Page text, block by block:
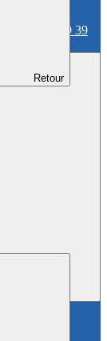
06 59 36 59 39
Retour